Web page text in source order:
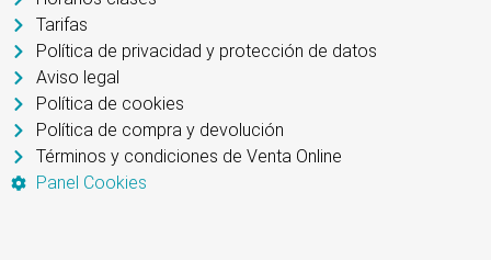
Tarifas
Política de privacidad y protección de datos
Aviso legal
Política de cookies
Política de compra y devolución
Términos y condiciones de Venta Online
Panel Cookies